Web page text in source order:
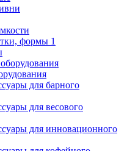
формы 1
для барного
для весового
для инновационного